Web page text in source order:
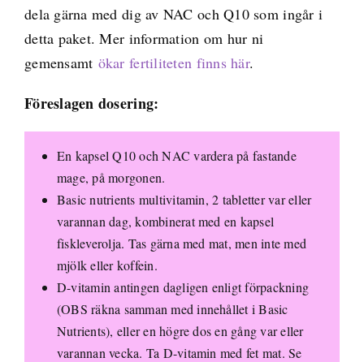
dela gärna med dig av NAC och Q10 som ingår i
detta paket. Mer information om hur ni
gemensamt ökar fertiliteten finns här.
Föreslagen dosering:
En kapsel Q10 och NAC vardera på fastande
mage, på morgonen.
Basic nutrients multivitamin, 2 tabletter var eller
varannan dag, kombinerat med en kapsel
fiskleverolja. Tas gärna med mat, men inte med
mjölk eller koffein.
D-vitamin antingen dagligen enligt förpackning
(OBS räkna samman med innehållet i Basic
Nutrients), eller en högre dos en gång var eller
varannan vecka. Ta D-vitamin med fet mat. Se